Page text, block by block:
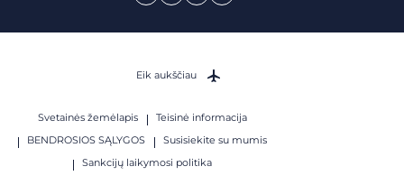
Svetainės žemėlapis
Teisinė informacija
BENDROSIOS SĄLYGOS
Susisiekite su mumis
Sankcijų laikymosi politika
Eik aukščiau